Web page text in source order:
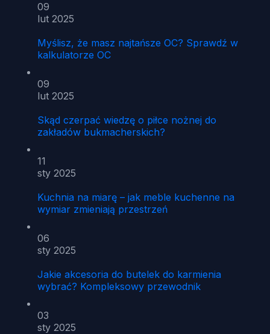
09
lut 2025
Myślisz, że masz najtańsze OC? Sprawdź w
kalkulatorze OC
09
lut 2025
Skąd czerpać wiedzę o piłce nożnej do
zakładów bukmacherskich?
11
sty 2025
Kuchnia na miarę – jak meble kuchenne na
wymiar zmieniają przestrzeń
06
sty 2025
Jakie akcesoria do butelek do karmienia
wybrać? Kompleksowy przewodnik
03
sty 2025